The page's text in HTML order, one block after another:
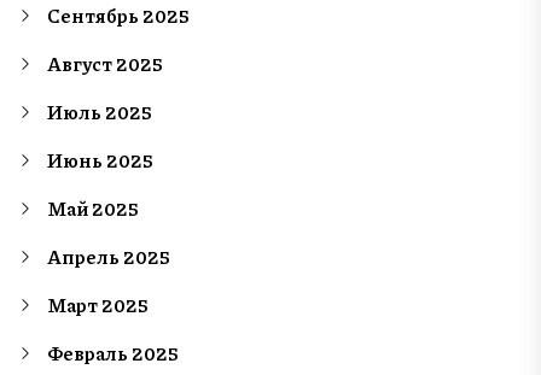
Сентябрь 2025
Август 2025
Июль 2025
Июнь 2025
Май 2025
Апрель 2025
Март 2025
Февраль 2025